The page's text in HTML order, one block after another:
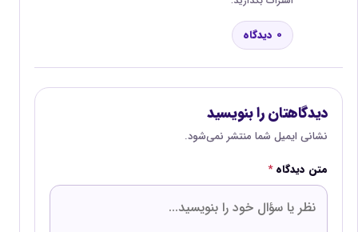
0 دیدگاه
دیدگاهتان را بنویسید
نشانی ایمیل شما منتشر نمی‌شود.
متن دیدگاه*